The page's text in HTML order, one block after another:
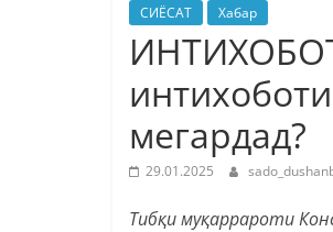
СИЁСАТ Хабар
мегардад?
29.01.2025
Тибқи муқаррароти